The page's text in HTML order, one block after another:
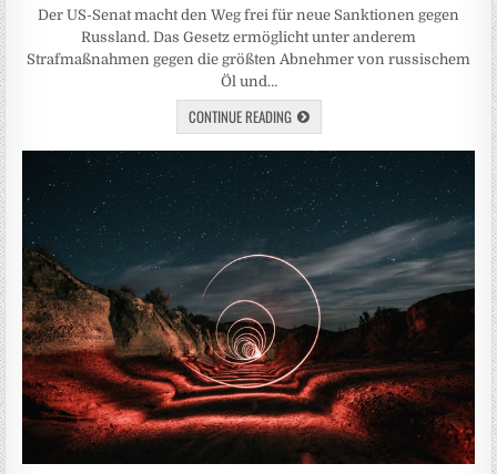
Der US-Senat macht den Weg frei für neue Sanktionen gegen
Russland. Das Gesetz ermöglicht unter anderem
Strafmaßnahmen gegen die größten Abnehmer von russischem
Öl und…
CONTINUE READING